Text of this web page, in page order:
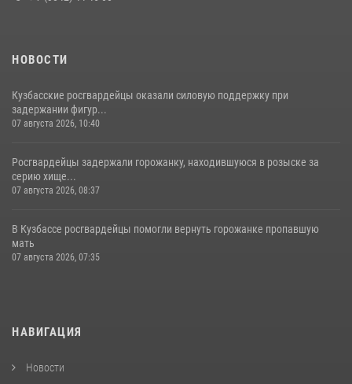
НОВОСТИ
Кузбасские росгвардейцы оказали силовую поддержку при
задержании фигур...
07 августа 2026, 10:40
Росгвардейцы задержали горожанку, находившуюся в розыске за
серию хище...
07 августа 2026, 08:37
В Кузбассе росгвардейцы помогли вернуть горожанке пропавшую
мать
07 августа 2026, 07:35
НАВИГАЦИЯ
Новости